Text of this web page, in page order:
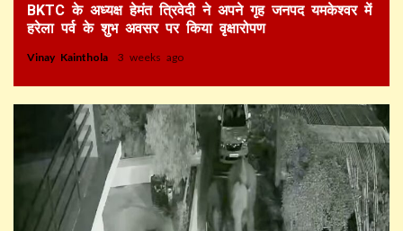
BKTC के अध्यक्ष हेमंत त्रिवेदी ने अपने गृह जनपद यमकेश्वर में
हरेला पर्व के शुभ अवसर पर किया वृक्षारोपण
Vinay Kainthola 3 weeks ago